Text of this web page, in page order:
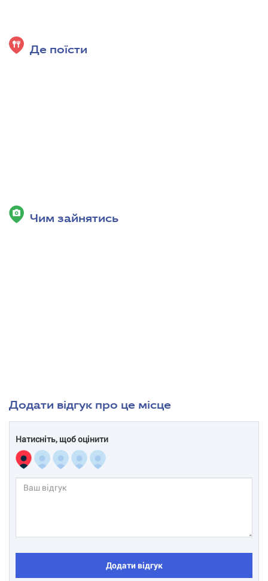
Де поїсти
Чим зайнятись
Додати відгук про це місце
Натисніть, щоб оцінити
Додати відгук